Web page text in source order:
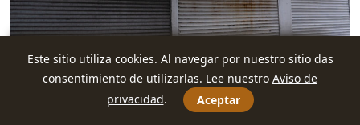
Las nuevas normativas y los planes del gobierno
apuestan por inversiones millonarias. Dueños de
inmuebles y negocios se han visto obligados a vender
Este sitio utiliza cookies. Al navegar por nuestro sitio das
consentimiento de utilizarlas. Lee nuestro Aviso de
privacidad. Aceptar